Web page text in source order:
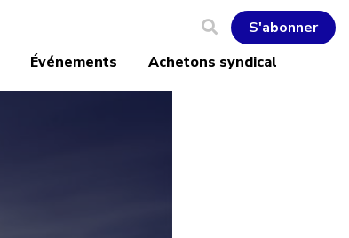
S'abonner
Événements Achetons syndical